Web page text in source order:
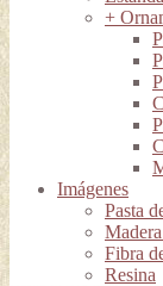
+
Imágenes
Pasta
Fibra
Resina